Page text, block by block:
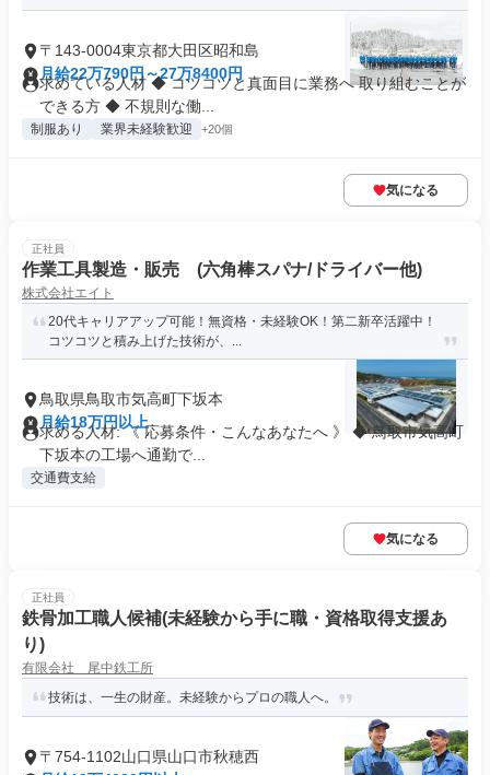
〒143-0004東京都大田区昭和島
月給22万790円～27万8400円
求めている人材 ◆ コツコツと真面目に業務へ 取り組むことが
できる方 ◆ 不規則な働...
制服あり 業界未経験歓迎 +20個
気になる
正社員
作業工具製造・販売 (六角棒スパナ/ドライバー他)
株式会社エイト
20代キャリアアップ可能！無資格・未経験OK！第二新卒活躍中！
コツコツと積み上げた技術が、...
鳥取県鳥取市気高町下坂本
月給18万円以上
求める人材: 《 応募条件・こんなあなたへ 》 ◆ 鳥取市気高町
下坂本の工場へ通勤で...
交通費支給
気になる
正社員
鉄骨加工職人候補(未経験から手に職・資格取得支援あ
り)
有限会社 尾中鉄工所
技術は、一生の財産。未経験からプロの職人へ。
〒754-1102山口県山口市秋穂西